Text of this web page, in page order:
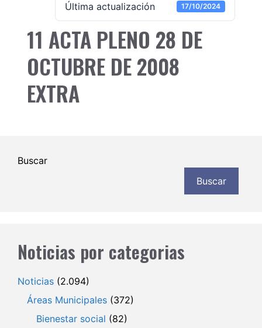
Última actualización 17/10/2024
11 ACTA PLENO 28 DE
OCTUBRE DE 2008
EXTRA
Buscar
Buscar
Noticias por categorias
Noticias (2.094)
Áreas Municipales (372)
Bienestar social (82)